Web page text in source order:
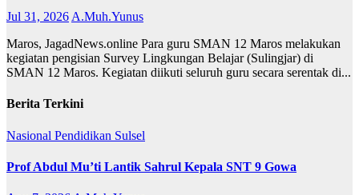
Jul 31, 2026 A.Muh.Yunus
Maros, JagadNews.online Para guru SMAN 12 Maros melakukan
kegiatan pengisian Survey Lingkungan Belajar (Sulingjar) di
SMAN 12 Maros. Kegiatan diikuti seluruh guru secara serentak di...
Berita Terkini
Nasional Pendidikan Sulsel
Prof Abdul Mu’ti Lantik Sahrul Kepala SNT 9 Gowa